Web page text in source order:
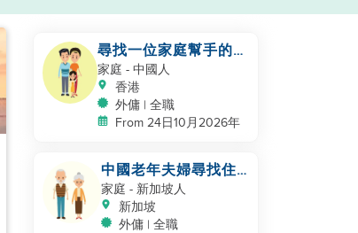
尋找一位家庭幫手的中
國家庭
家庭 - 中國人
香港
外傭 | 全職
From 24日10月2026年
中國老年夫婦尋找住
家幫助
家庭 - 新加坡人
新加坡
外傭 | 全職